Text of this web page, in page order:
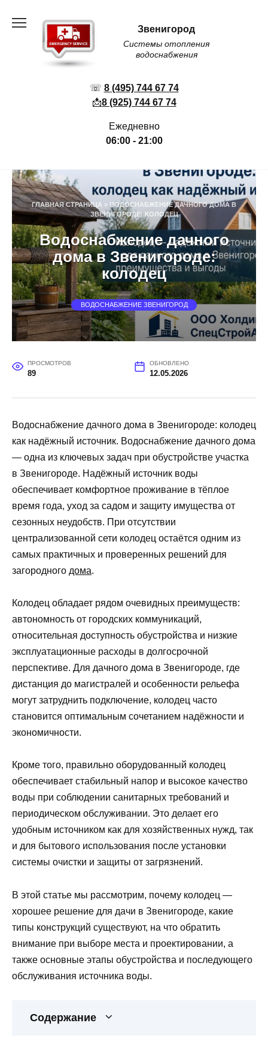
содержанию
Звенигород
Системы отопления
водоснабжения
☏ 8 (495) 744 67 74
📩8 (925) 744 67 74
Ежедневно
06:00 - 21:00
ГЛАВНАЯ СТРАНИЦА » ВОДОСНАБЖЕНИЕ ДАЧНОГО ДОМА В
ЗВЕНИГОРОДЕ: КОЛОДЕЦ
Водоснабжение дачного
дома в Звенигороде:
колодец
ВОДОСНАБЖЕНИЕ ЗВЕНИГОРОД
ПРОСМОТРОВ
89
ОБНОВЛЕНО
12.05.2026
Водоснабжение дачного дома в Звенигороде: колодец
как надёжный источник. Водоснабжение дачного дома
— одна из ключевых задач при обустройстве участка
в Звенигороде. Надёжный источник воды
обеспечивает комфортное проживание в тёплое
время года, уход за садом и защиту имущества от
сезонных неудобств. При отсутствии
централизованной сети колодец остаётся одним из
самых практичных и проверенных решений для
загородного дома.
Колодец обладает рядом очевидных преимуществ:
автономность от городских коммуникаций,
относительная доступность обустройства и низкие
эксплуатационные расходы в долгосрочной
перспективе. Для дачного дома в Звенигороде, где
дистанция до магистралей и особенности рельефа
могут затруднить подключение, колодец часто
становится оптимальным сочетанием надёжности и
экономичности.
Кроме того, правильно оборудованный колодец
обеспечивает стабильный напор и высокое качество
воды при соблюдении санитарных требований и
периодическом обслуживании. Это делает его
удобным источником как для хозяйственных нужд, так
и для бытового использования после установки
системы очистки и защиты от загрязнений.
В этой статье мы рассмотрим, почему колодец —
хорошее решение для дачи в Звенигороде, какие
типы конструкций существуют, на что обратить
внимание при выборе места и проектировании, а
также основные этапы обустройства и последующего
обслуживания источника воды.
Содержание